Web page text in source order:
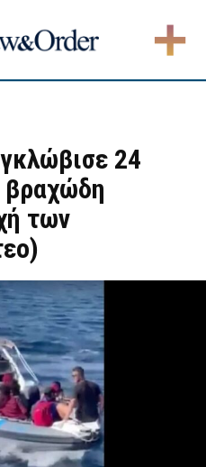
24
βραχώδη
των